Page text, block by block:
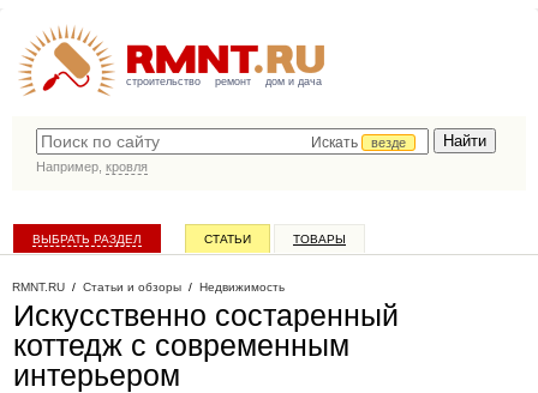
строительство ремонт дом и дача
Искать
везде
Например, кровля
ВЫБРАТЬ РАЗДЕЛ СТАТЬИ ТОВАРЫ
RMNT.RU / Статьи и обзоры / Недвижимость
Искусственно состаренный
коттедж с современным
интерьером